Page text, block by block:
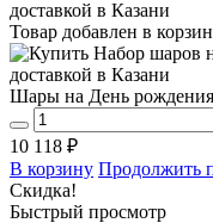
Товар добавлен в
Шары на День рождения
10 118 ₽
В корзину Продолжить
Скидка!
Быстрый просмотр